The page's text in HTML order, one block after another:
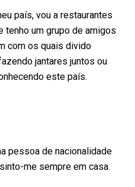
país, vou a restaurantes
um grupo de amigos
com os quais divido
jantares juntos ou
este país.
pessoa de nacionalidade
me sempre em casa.